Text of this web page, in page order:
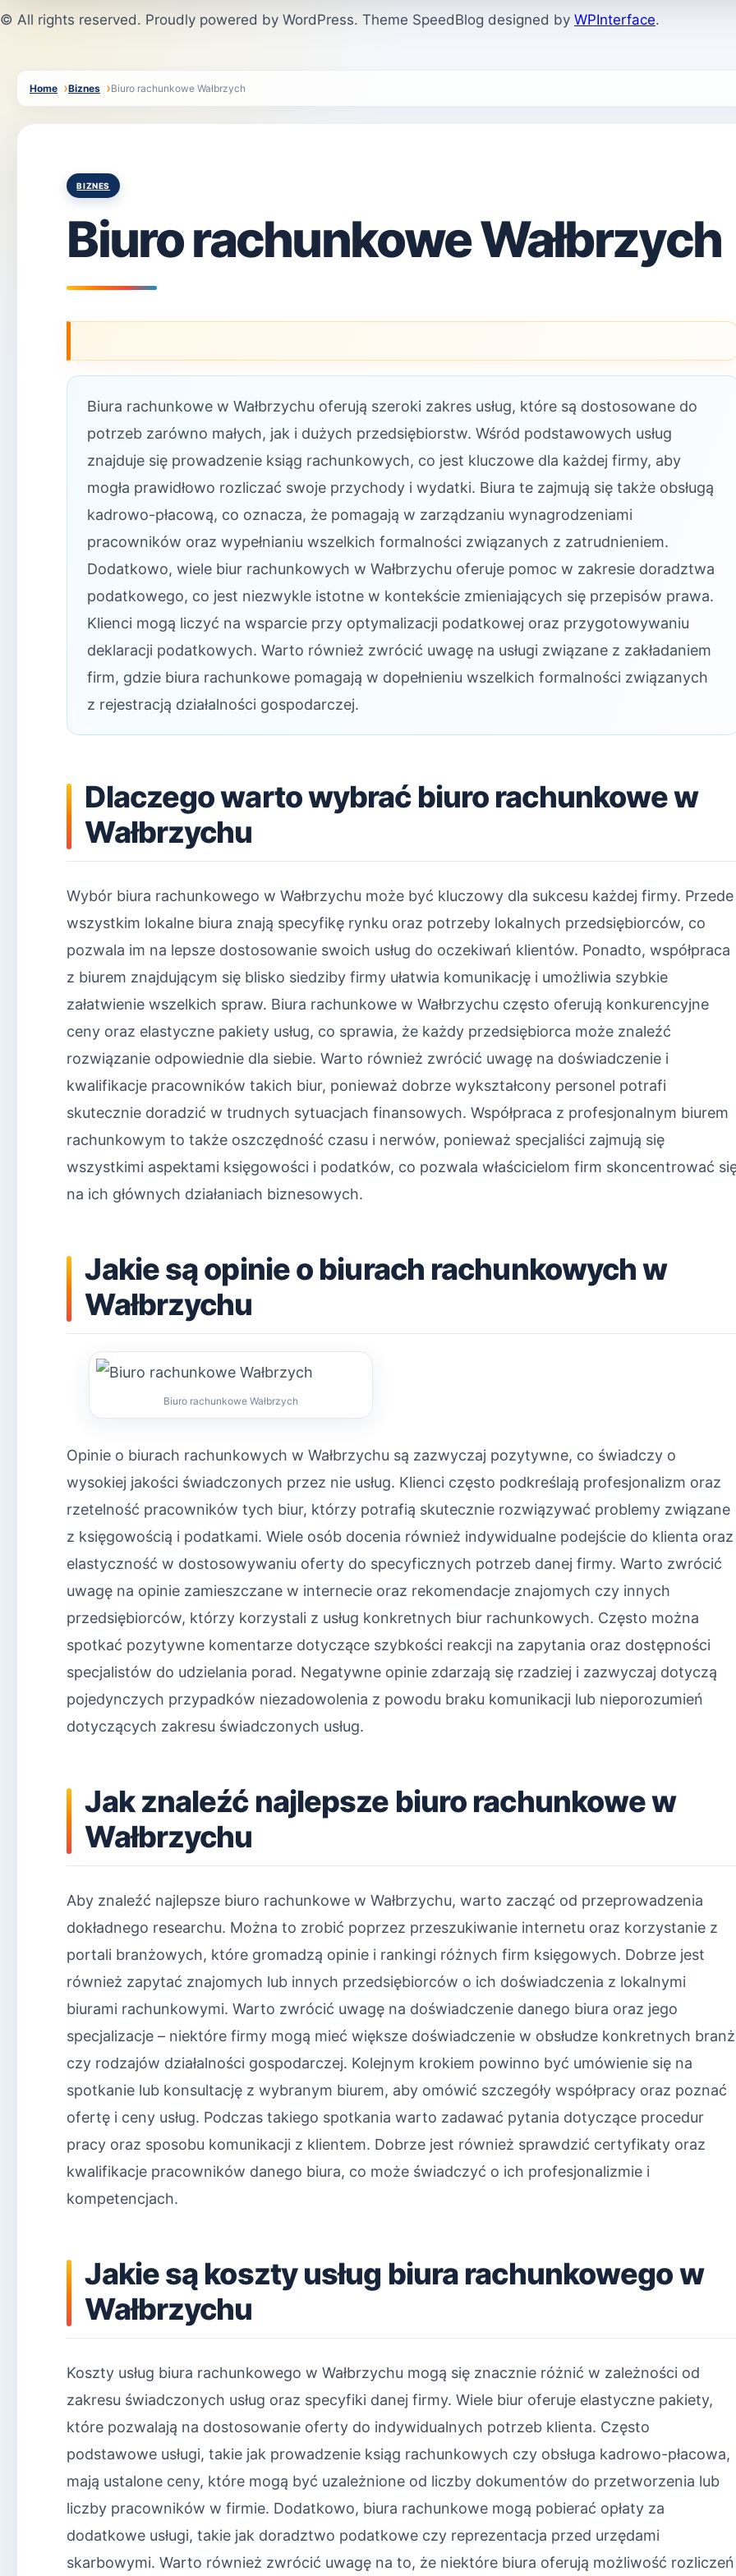
© All rights reserved. Proudly powered by WordPress. Theme SpeedBlog designed by WPInterface.
Home Biznes Biuro rachunkowe Wałbrzych
Posted
BIZNES
Biuro rachunkowe Wałbrzych
Biura rachunkowe w Wałbrzychu oferują szeroki zakres usług, które są dostosowane do
potrzeb zarówno małych, jak i dużych przedsiębiorstw. Wśród podstawowych usług
znajduje się prowadzenie ksiąg rachunkowych, co jest kluczowe dla każdej firmy, aby
mogła prawidłowo rozliczać swoje przychody i wydatki. Biura te zajmują się także obsługą
kadrowo-płacową, co oznacza, że pomagają w zarządzaniu wynagrodzeniami
pracowników oraz wypełnianiu wszelkich formalności związanych z zatrudnieniem.
Dodatkowo, wiele biur rachunkowych w Wałbrzychu oferuje pomoc w zakresie doradztwa
podatkowego, co jest niezwykle istotne w kontekście zmieniających się przepisów prawa.
Klienci mogą liczyć na wsparcie przy optymalizacji podatkowej oraz przygotowywaniu
deklaracji podatkowych. Warto również zwrócić uwagę na usługi związane z zakładaniem
firm, gdzie biura rachunkowe pomagają w dopełnieniu wszelkich formalności związanych
z rejestracją działalności gospodarczej.
Dlaczego warto wybrać biuro rachunkowe w
Wałbrzychu
Wybór biura rachunkowego w Wałbrzychu może być kluczowy dla sukcesu każdej firmy. Przede
wszystkim lokalne biura znają specyfikę rynku oraz potrzeby lokalnych przedsiębiorców, co
pozwala im na lepsze dostosowanie swoich usług do oczekiwań klientów. Ponadto, współpraca
z biurem znajdującym się blisko siedziby firmy ułatwia komunikację i umożliwia szybkie
załatwienie wszelkich spraw. Biura rachunkowe w Wałbrzychu często oferują konkurencyjne
ceny oraz elastyczne pakiety usług, co sprawia, że każdy przedsiębiorca może znaleźć
rozwiązanie odpowiednie dla siebie. Warto również zwrócić uwagę na doświadczenie i
kwalifikacje pracowników takich biur, ponieważ dobrze wykształcony personel potrafi
skutecznie doradzić w trudnych sytuacjach finansowych. Współpraca z profesjonalnym biurem
rachunkowym to także oszczędność czasu i nerwów, ponieważ specjaliści zajmują się
wszystkimi aspektami księgowości i podatków, co pozwala właścicielom firm skoncentrować
na ich głównych działaniach biznesowych.
Jakie są opinie o biurach rachunkowych w
Wałbrzychu
Biuro rachunkowe Wałbrzych
Opinie o biurach rachunkowych w Wałbrzychu są zazwyczaj pozytywne, co świadczy o
wysokiej jakości świadczonych przez nie usług. Klienci często podkreślają profesjonalizm oraz
rzetelność pracowników tych biur, którzy potrafią skutecznie rozwiązywać problemy związane
z księgowością i podatkami. Wiele osób docenia również indywidualne podejście do klienta oraz
elastyczność w dostosowywaniu oferty do specyficznych potrzeb danej firmy. Warto zwrócić
uwagę na opinie zamieszczane w internecie oraz rekomendacje znajomych czy innych
przedsiębiorców, którzy korzystali z usług konkretnych biur rachunkowych. Często można
spotkać pozytywne komentarze dotyczące szybkości reakcji na zapytania oraz dostępności
specjalistów do udzielania porad. Negatywne opinie zdarzają się rzadziej i zazwyczaj dotyczą
pojedynczych przypadków niezadowolenia z powodu braku komunikacji lub nieporozumień
dotyczących zakresu świadczonych usług.
Jak znaleźć najlepsze biuro rachunkowe w
Wałbrzychu
Aby znaleźć najlepsze biuro rachunkowe w Wałbrzychu, warto zacząć od przeprowadzenia
dokładnego researchu. Można to zrobić poprzez przeszukiwanie internetu oraz korzystanie z
portali branżowych, które gromadzą opinie i rankingi różnych firm księgowych. Dobrze jest
również zapytać znajomych lub innych przedsiębiorców o ich doświadczenia z lokalnymi
biurami rachunkowymi. Warto zwrócić uwagę na doświadczenie danego biura oraz jego
specjalizacje – niektóre firmy mogą mieć większe doświadczenie w obsłudze konkretnych branż
czy rodzajów działalności gospodarczej. Kolejnym krokiem powinno być umówienie się na
spotkanie lub konsultację z wybranym biurem, aby omówić szczegóły współpracy oraz poznać
ofertę i ceny usług. Podczas takiego spotkania warto zadawać pytania dotyczące procedur
pracy oraz sposobu komunikacji z klientem. Dobrze jest również sprawdzić certyfikaty oraz
kwalifikacje pracowników danego biura, co może świadczyć o ich profesjonalizmie i
kompetencjach.
Jakie są koszty usług biura rachunkowego w
Wałbrzychu
Koszty usług biura rachunkowego w Wałbrzychu mogą się znacznie różnić w zależności od
zakresu świadczonych usług oraz specyfiki danej firmy. Wiele biur oferuje elastyczne pakiety,
które pozwalają na dostosowanie oferty do indywidualnych potrzeb klienta. Często
podstawowe usługi, takie jak prowadzenie ksiąg rachunkowych czy obsługa kadrowo-płacowa,
mają ustalone ceny, które mogą być uzależnione od liczby dokumentów do przetworzenia lub
liczby pracowników w firmie. Dodatkowo, biura rachunkowe mogą pobierać opłaty za
dodatkowe usługi, takie jak doradztwo podatkowe czy reprezentacja przed urzędami
skarbowymi. Warto również zwrócić uwagę na to, że niektóre biura oferują możliwość rozliczeń